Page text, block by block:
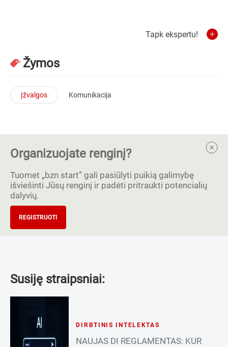
Tapk ekspertu!
Žymos
Įžvalgos Komunikacija
Organizuojate renginį?
Tuomet „bzn start” gali pasiūlyti puikią galimybę
išviešinti Jūsų renginį ir padėti pritraukti potencialių
dalyvių.
REGISTRUOTI
Susiję straipsniai:
DIRBTINIS INTELEKTAS
NAUJAS DI REGLAMENTAS: KUR